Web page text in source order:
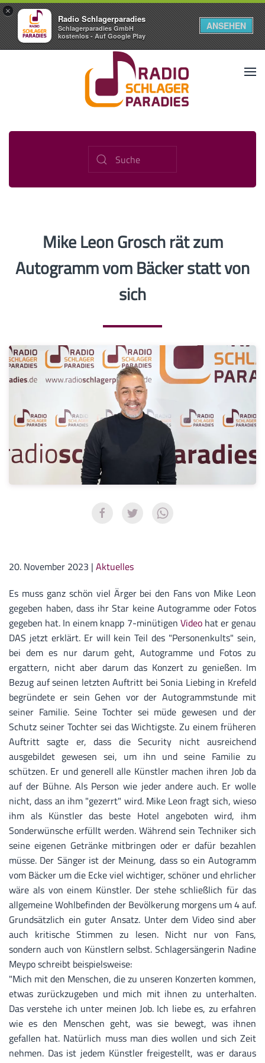
×
Radio Schlagerparadies
Schlagerparadies GmbH
kostenlos - Auf Google Play
ANSEHEN
Mike Leon Grosch rät zum
Autogramm vom Bäcker statt von
sich
20. November 2023 | Aktuelles
Es muss ganz schön viel Ärger bei den Fans von Mike Leon
gegeben haben, dass ihr Star keine Autogramme oder Fotos
gegeben hat. In einem knapp 7-minütigen Videohat er genau
DAS jetzt erklärt. Er will kein Teil des "Personenkults" sein,
bei dem es nur darum geht, Autogramme und Fotos zu
ergattern, nicht aber darum das Konzert zu genießen. Im
Bezug auf seinen letzten Auftritt bei Sonia Liebing in Krefeld
begründete er sein Gehen vor der Autogrammstunde mit
seiner Familie. Seine Tochter sei müde gewesen und der
Schutz seiner Tochter sei das Wichtigste. Zu einem früheren
Auftritt sagte er, dass die Security nicht ausreichend
ausgebildet gewesen sei, um ihn und seine Familie zu
schützen. Er und generell alle Künstler machen ihren Job da
auf der Bühne. Als Person wie jeder andere auch. Er wolle
nicht, dass an ihm "gezerrt" wird. Mike Leon fragt sich, wieso
ihm als Künstler das beste Hotel angeboten wird, ihm
Sonderwünsche erfüllt werden. Während sein Techniker sich
seine eigenen Getränke mitbringen oder er dafür bezahlen
müsse. Der Sänger ist der Meinung, dass so ein Autogramm
vom Bäcker um die Ecke viel wichtiger, schöner und ehrlicher
wäre als von einem Künstler. Der stehe schließlich für das
allgemeine Wohlbefinden der Bevölkerung morgens um 4 auf.
Grundsätzlich ein guter Ansatz. Unter dem Video sind aber
auch kritische Stimmen zu lesen. Nicht nur von Fans,
sondern auch von Künstlern selbst. Schlagersängerin Nadine
Meypo schreibt beispielsweise:
"Mich mit den Menschen, die zu unseren Konzerten kommen,
etwas zurückzugeben und mich mit ihnen zu unterhalten.
Das verstehe ich unter meinen Job. Ich liebe es, zu erfahren
wie es den Menschen geht, was sie bewegt, was ihnen
gefallen hat. Natürlich muss man dies wollen und sich Zeit
nehmen. Das ist jedem Künstler freigestellt, was er daraus